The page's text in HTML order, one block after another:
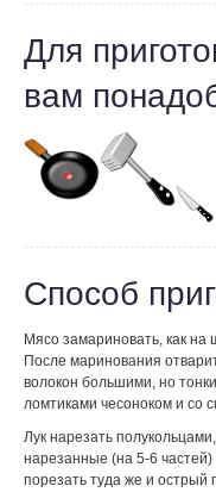
Для
вам
Способ
Мясо замариновать, как
После маринования
волокон большими, но
ломтиками чесоноком и со
Лук нарезать
нарезанные (на 5-6
порезать туда же и